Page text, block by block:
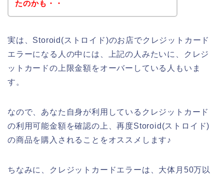
たのかも・・
実は、Storoid(ストロイド)のお店でクレジットカード
エラーになる人の中には、上記の人みたいに、クレジ
ットカードの上限金額をオーバーしている人もいま
す。
なので、あなた自身が利用しているクレジットカード
の利用可能金額を確認の上、再度Storoid(ストロイド)
の商品を購入されることをオススメします♪
ちなみに、クレジットカードエラーは、大体月50万以